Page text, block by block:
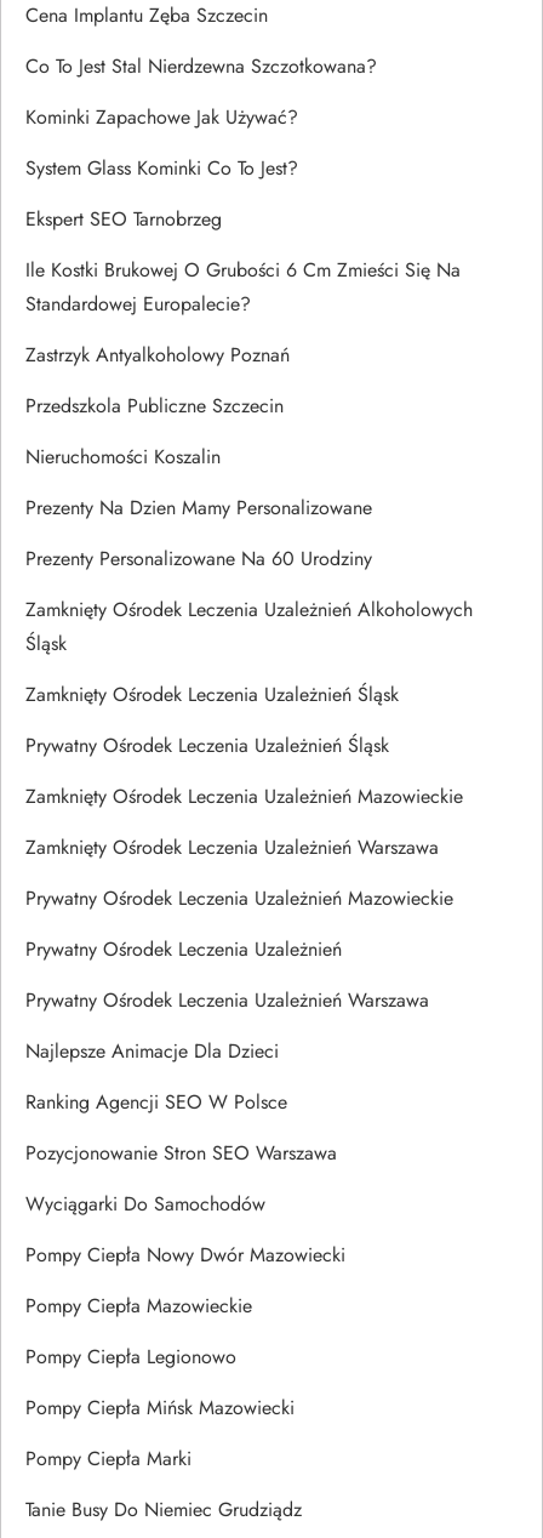
Cena Implantu Zęba Szczecin
Co To Jest Stal Nierdzewna Szczotkowana?
Kominki Zapachowe Jak Używać?
System Glass Kominki Co To Jest?
Ekspert SEO Tarnobrzeg
Ile Kostki Brukowej O Grubości 6 Cm Zmieści Się Na
Standardowej Europalecie?
Zastrzyk Antyalkoholowy Poznań
Przedszkola Publiczne Szczecin
Nieruchomości Koszalin
Prezenty Na Dzien Mamy Personalizowane
Prezenty Personalizowane Na 60 Urodziny
Zamknięty Ośrodek Leczenia Uzależnień Alkoholowych
Śląsk
Zamknięty Ośrodek Leczenia Uzależnień Śląsk
Prywatny Ośrodek Leczenia Uzależnień Śląsk
Zamknięty Ośrodek Leczenia Uzależnień Mazowieckie
Zamknięty Ośrodek Leczenia Uzależnień Warszawa
Prywatny Ośrodek Leczenia Uzależnień Mazowieckie
Prywatny Ośrodek Leczenia Uzależnień
Prywatny Ośrodek Leczenia Uzależnień Warszawa
Najlepsze Animacje Dla Dzieci
Ranking Agencji SEO W Polsce
Pozycjonowanie Stron SEO Warszawa
Wyciągarki Do Samochodów
Pompy Ciepła Nowy Dwór Mazowiecki
Pompy Ciepła Mazowieckie
Pompy Ciepła Legionowo
Pompy Ciepła Mińsk Mazowiecki
Pompy Ciepła Marki
Tanie Busy Do Niemiec Grudziądz